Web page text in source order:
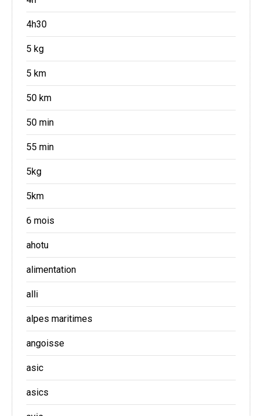
4h30
5 kg
5 km
50 km
50 min
55 min
5kg
5km
6 mois
ahotu
alimentation
alli
alpes maritimes
angoisse
asic
asics